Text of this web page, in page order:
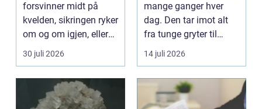
forsvinner midt på
kvelden, sikringen ryker
om og om igjen, eller
de...
30 juli 2026
mange ganger hver
dag. Den tar imot alt
fra tunge gryter til
skarpe kniver og ...
14 juli 2026